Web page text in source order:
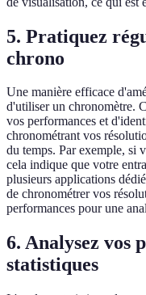
5. Pratiquez
chrono
Une manière efficace
d'utiliser un chronomètre.
vos performances et
chronométrant vos
du temps. Par exemple, si
cela indique que votre
plusieurs applications
de chronométrer vos
performances pour une
6. Analysez vos
statistiques